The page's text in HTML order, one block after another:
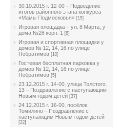
30.10.2015 г. 12-00 – Подведение
итогов районного этапа конкурса
«Мамы Подмосковья» [15]
Игровая площадка – ул. 8 Марта, у
дома №26 корп. 1 [8]
Игровая и спортивная площадки у
домов № 12, 14, 16 по улице
Побратимов [10]
Гостевая бесплатная парковка у
домов № 12, 14, 16 по улице
Побратимов [5]
23.12.2015 г. 14-00, улица Толстого,
13 – Поздравление с наступающим
Новым годом детей [37]
24.12.2015 г. 16-00, посёлок
Томилино – Поздравление с
наступающим Новым годом детей
[22]